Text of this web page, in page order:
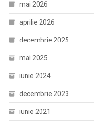
mai 2026
aprilie 2026
decembrie 2025
mai 2025
iunie 2024
decembrie 2023
iunie 2021